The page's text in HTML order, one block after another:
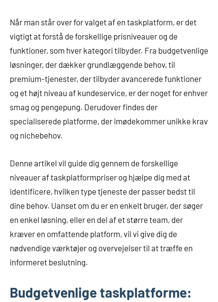
Når man står over for valget af en taskplatform, er det
vigtigt at forstå de forskellige prisniveauer og de
funktioner, som hver kategori tilbyder. Fra budgetvenlige
løsninger, der dækker grundlæggende behov, til
premium-tjenester, der tilbyder avancerede funktioner
og et højt niveau af kundeservice, er der noget for enhver
smag og pengepung. Derudover findes der
specialiserede platforme, der imødekommer unikke krav
og nichebehov.
Denne artikel vil guide dig gennem de forskellige
niveauer af taskplatformpriser og hjælpe dig med at
identificere, hvilken type tjeneste der passer bedst til
dine behov. Uanset om du er en enkelt bruger, der søger
en enkel løsning, eller en del af et større team, der
kræver en omfattende platform, vil vi give dig de
nødvendige værktøjer og overvejelser til at træffe en
informeret beslutning.
Budgetvenlige taskplatforme: